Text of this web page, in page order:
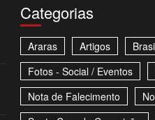
Categorias
Araras Artigos
Fotos - Social / Eventos
Nota de Falecimento